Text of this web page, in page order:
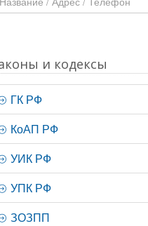
и кодексы
ГК РФ
КоАП РФ
УИК РФ
УПК РФ
ЗОЗПП